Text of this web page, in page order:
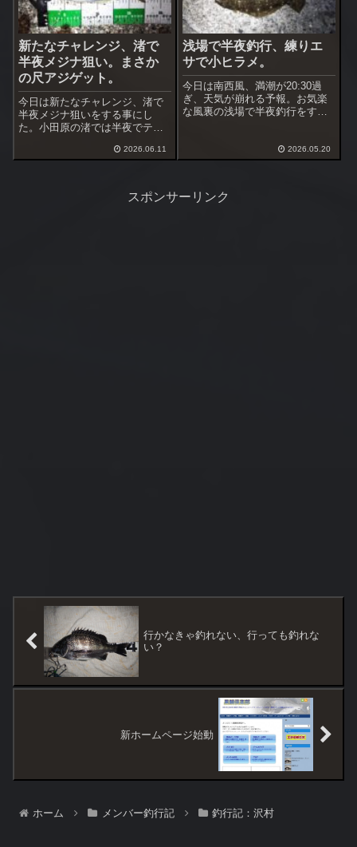
新たなチャレンジ、渚で
半夜メジナ狙い。まさか
の尺アジゲット。
今日は新たなチャレンジ、渚で
半夜メジナ狙いをする事にし
た。小田原の渚では半夜でテト
人がいる。根際狙いならメジナ
2026.06.11
浅場で半夜釣行、練りエ
サで小ヒラメ。
今日は南西風、満潮が20:30過
ぎ、天気が崩れる予報。お気楽
な風裏の浅場で半夜釣行をする
秋に黒鯛を上げているが半夜で
の経験は１回のみ。
2026.05.20
スポンサーリンク
行かなきゃ釣れない、行っても釣れな
い？
新ホームページ始動
ホーム メンバー釣行記 釣行記：沢村